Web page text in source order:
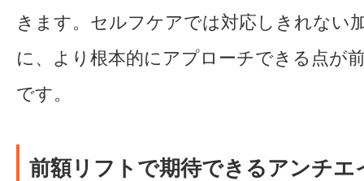
きます。セルフケアでは対応しきれない
に、より根本的にアプローチできる点が
です。
前額リフトで期待できるアンチエ